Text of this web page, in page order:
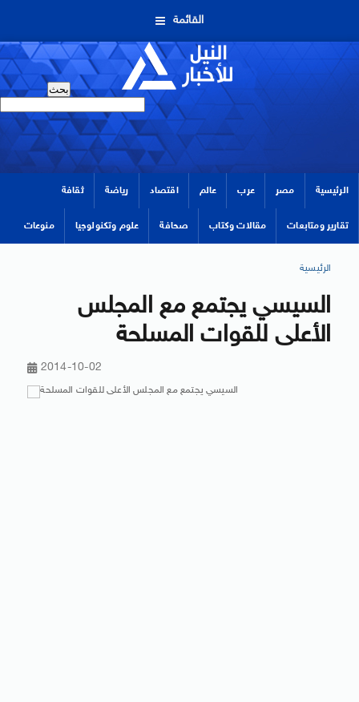
القائمة
الرئيسية مصر عرب عالم اقتصاد رياضة ثقافة
تقارير ومتابعات مقالات وكتاب صحافة علوم وتكنولوجيا منوعات
الرئيسية
السيسي يجتمع مع المجلس
الأعلى للقوات المسلحة
2014-10-02